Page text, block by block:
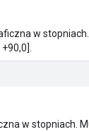
w
w stopniach.